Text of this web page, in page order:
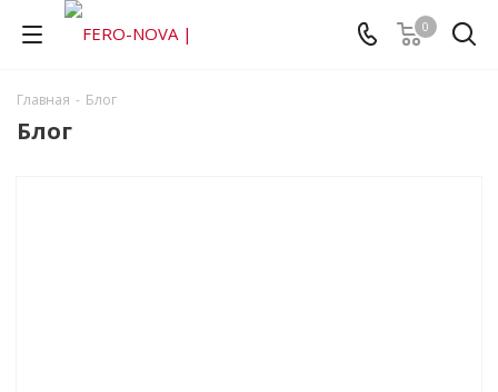
0
Главная - Блог
Блог